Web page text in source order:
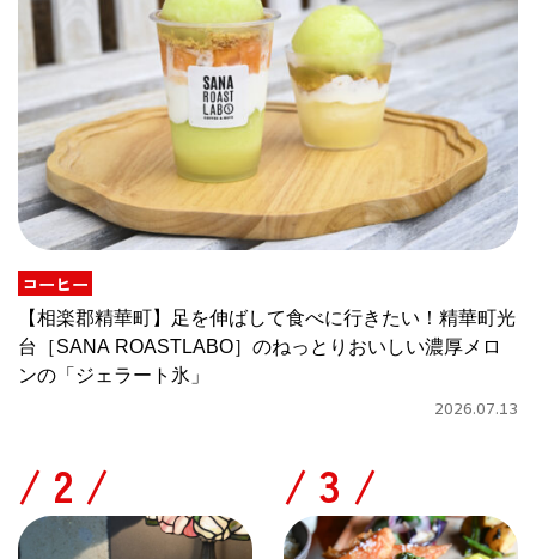
コーヒー
【相楽郡精華町】足を伸ばして食べに行きたい！精華町光
台［SANA ROASTLABO］のねっとりおいしい濃厚メロ
ンの「ジェラート氷」
2026.07.13
/ /